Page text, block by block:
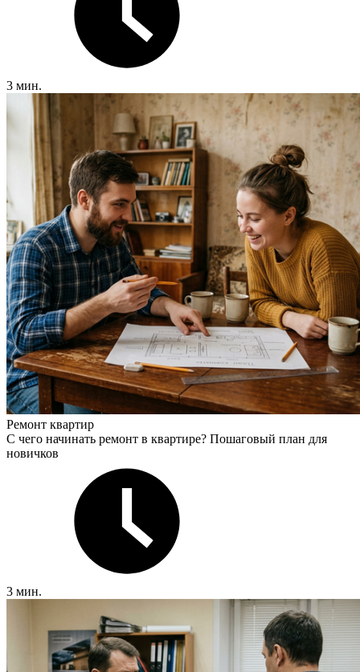
3 мин.
Ремонт квартир
С чего начинать ремонт в квартире? Пошаговый план для
новичков
3 мин.